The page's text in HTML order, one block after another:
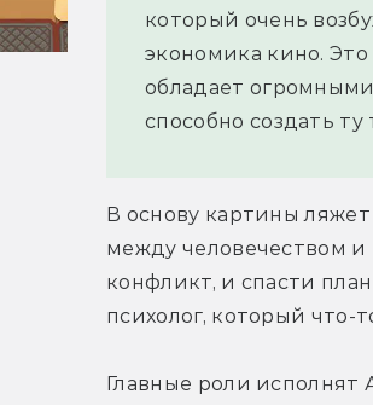
который очень
экономика кино. Это
обладает
способно создать ту
В основу картины
между человечеством
конфликт, и спасти
психолог, который что-
Главные роли